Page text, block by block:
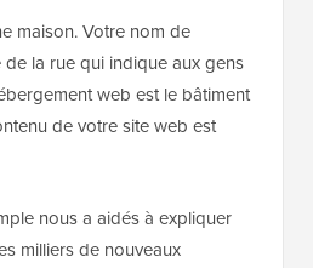
maison. Votre nom de
la rue qui indique aux gens
web est le bâtiment
de votre site web est
nous a aidés à expliquer
milliers de nouveaux